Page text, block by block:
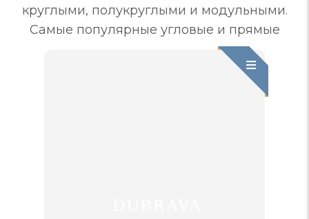
круглыми, полукруглыми и модульными.
Самые популярные угловые и прямые